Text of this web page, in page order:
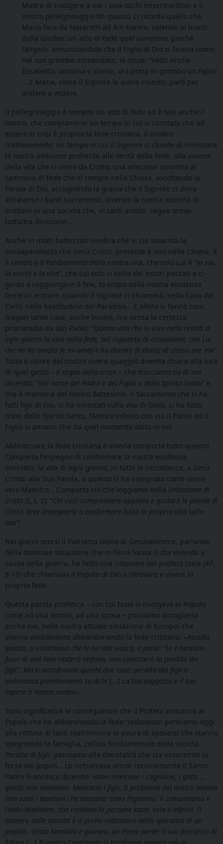
Madre di rivolgere a noi i suoi occhi misericordiosi e il
nostro pellegrinaggio fin quassù ci ricorda quello che
Maria fece da Nazareth ad Ain Karem, salendo ai monti
della Giudea: un atto di fede quel cammino, poiché
l’angelo, annunciandole che il Figlio di Dio si faceva uomo
nel suo grembo immacolato, le disse: “Vedi! Anche
Elisabetta, anziana e sterile, ora porta in grembo un figlio”
… E Maria, come il Signore le aveva chiesto, partì per
andare a vedere.
Il pellegrinaggio è sempre un atto di fede ed è tale anche il
nostro, che compiamo in un tempo in cui si constata che ad
essere in crisi è proprio la fede cristiana, il credere
cristianamente; un tempo in cui il Signore ci chiede di rinnovare
la nostra adesione profonda alle verità della fede, alla visione
della vita che ci viene da Cristo; una adesione convinta al
cammino di fede che si compie nella Chiesa, ascoltando la
Parola di Dio, accogliendo la grazia che il Signore ci dona
attraverso i Santi Sacramenti, vivendo la nostra identità di
cristiani in una società che, in tanti ambiti, segue ormai
tutt’altra direzione…
Anche in molti battezzati sembra che si sia smarrita la
consapevolezza che Gesù Cristo, presente e vivo nella Chiesa, è
il centro e il fondamento della nostra vita, che solo Lui è “la via,
la verità e la vita”, che Lui solo ci salva dai nostri peccati e ci
guida a raggiungere il fine, lo scopo della nostra esistenza
terrena: entrare, quando il Signore ci chiamerà, nella Casa del
Cielo, nella beatitudine del Paradiso… E allora si fanno cose,
magari tante cose, anche buone, ma senza la certezza
proclamata da san Paolo: “Questa vita che io vivo nella realtà di
ogni giorno la vivo nella fede, nel rapporto di comunione, con Lui
che mi ha amato (e mi ama) e ha donato (e dona) sé stesso per me”.
Tutto il valore del nostro vivere quaggiù diventa chiaro alla luce
di quel gesto – il segno della croce – che tracciamo su di noi
dicendo: “Nel nome del Padre e del Figlio e della Spirito Santo” e
che è memoria del nostro Battesimo, il Sacramento che ci ha
fatti figli di Dio, ci ha innestati sulla vita di Gesù, ci ha fatto
dono dello Spirito Santo, l’Amore infinito con cui il Padre ed il
Figlio si amano, che da quel momento abita in noi.
Abbracciare la fede cristiana e viverla comporta tutto questo!
Comporta l’impegno di conformare la nostra esistenza
concreta, la vita di ogni giorno, in tutte le circostanze, a Gesù
Cristo: alla Sua Parola, a quanto ci ha insegnato come unico
vero Maestro… Comporta ciò che leggiamo nella Imitazione di
Cristo (I, I, 2): “Chi vuol comprendere appieno e gustare le parole di
Cristo deve impegnarsi a conformare tutta la propria vita sulla
sua”!
Nei giorni scorsi il Patriarca latino di Gerusalemme, parlando
della dolorosa situazione che in Terra Santa si sta vivendo a
causa della guerra, ha fatto una citazione del profeta Isaia (47,
8-10) che chiamava il Popolo di Dio a ritrovare e vivere la
propria fede.
Questa parola profetica – con cui Isaia si rivolgeva al Popolo
come ad una donna, ad una sposa – possiamo accoglierla
anche noi, nella nostra attuale situazione di Europei che
stanno visibilmente abbandonando la fede cristiana: «Ascolta
questo, o voluttuosa che te ne stai sicura, e pensi: “Io e nessuno
fuori di me! Non resterò vedova, non conoscerò la perdita dei
figli”. Ma ti accadranno queste due cose: perdita dei figli e
vedovanza piomberanno su di te […] La tua saggezza e il tuo
sapere ti hanno sviato»
Sono significative le conseguenze che il Profeta annuncia al
Popolo che ha abbandonato la fede: vedovanza : pensiamo oggi
alla rottura di tanti matrimoni e la paura di sposarsi che stanno
spegnendo la famiglia, cellula fondamentale della società…
Perdita di figli : pensiamo alla denatalità che sta esaurendo la
forza dei popoli… Lo richiamava ancor recentemente il Santo
Padre Francesco dicendo: «Non mancano i cagnolini, i gatti…,
questi non mancano. Mancano i figli. Il problema del nostro mondo
non sono i bambini che nascono: sono l’egoismo, il consumismo e
l’individualismo, che rendono le persone sazie, sole e infelici. Il
numero delle nascite è il primo indicatore della speranza di un
popolo. Senza bambini e giovani, un Paese perde il suo desiderio di